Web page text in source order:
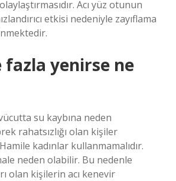
Acı yüz otunun
etkisi nedeniyle zayıflama
fazla yenirse ne
su kaybına neden
rahatsızlığı olan kişiler
kadınlar kullanmamalıdır.
neden olabilir. Bu nedenle
olan kişilerin acı kenevir